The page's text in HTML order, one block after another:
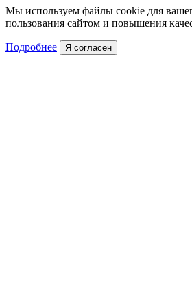
Мы используем файлы cookie для
пользования сайтом и повышения
Подробнее Я согласен